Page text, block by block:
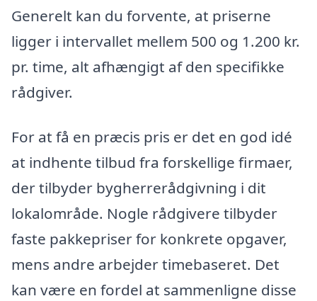
Generelt kan du forvente, at priserne
ligger i intervallet mellem 500 og 1.200 kr.
pr. time, alt afhængigt af den specifikke
rådgiver.
For at få en præcis pris er det en god idé
at indhente tilbud fra forskellige firmaer,
der tilbyder bygherrerådgivning i dit
lokalområde. Nogle rådgivere tilbyder
faste pakkepriser for konkrete opgaver,
mens andre arbejder timebaseret. Det
kan være en fordel at sammenligne disse